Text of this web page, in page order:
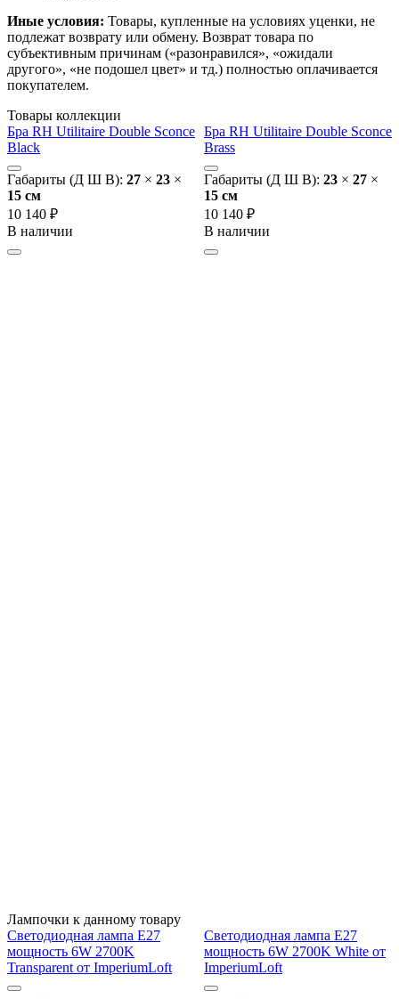
Иные условия: Товары, купленные на условиях уценки, не
подлежат возврату или обмену. Возврат товара по
субъективным причинам («разонравился», «ожидали
другого», «не подошел цвет» и тд.) полностью оплачивается
покупателем.
Товары коллекции
Бра RH Utilitaire Double Sconce
Black
Габариты (Д Ш В): 27 × 23 ×
15 cм
10 140 ₽
В наличии
Бра RH Utilitaire Double Sconce
Brass
Габариты (Д Ш В): 23 × 27 ×
15 cм
10 140 ₽
В наличии
Лампочки к данному товару
Светодиодная лампа E27
мощность 6W 2700K
Transparent от ImperiumLoft
Светодиодная лампа E27
мощность 6W 2700K White от
ImperiumLoft